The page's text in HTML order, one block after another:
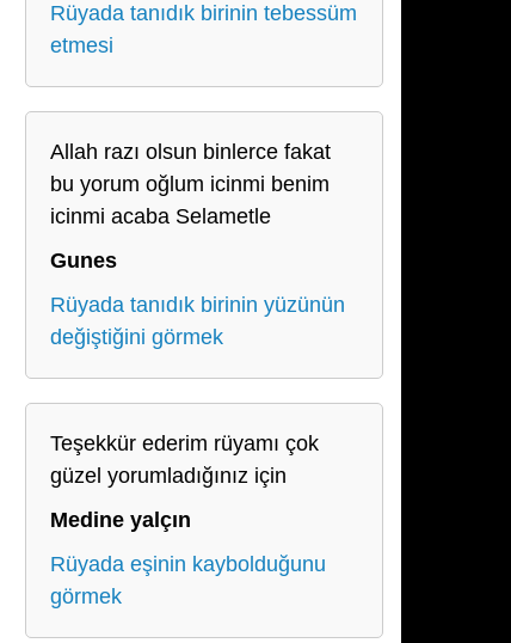
Rüyada tanıdık birinin tebessüm
etmesi
Allah razı olsun binlerce fakat
bu yorum oğlum icinmi benim
icinmi acaba Selametle
Gunes
Rüyada tanıdık birinin yüzünün
değiştiğini görmek
Teşekkür ederim rüyamı çok
güzel yorumladığınız için
Medine yalçın
Rüyada eşinin kaybolduğunu
görmek